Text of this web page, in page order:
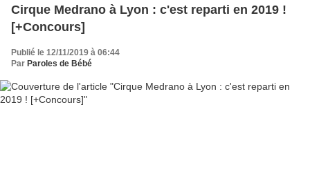
Cirque Medrano à Lyon : c'est reparti en 2019 !
[+Concours]
Publié le 12/11/2019 à 06:44
Par Paroles de Bébé